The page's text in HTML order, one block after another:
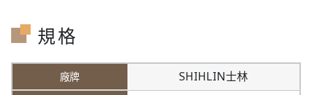
規格
SHIHLIN士林